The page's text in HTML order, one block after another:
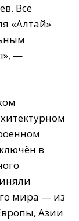
Все
«Алтай»
—
в
мира — из
Азии